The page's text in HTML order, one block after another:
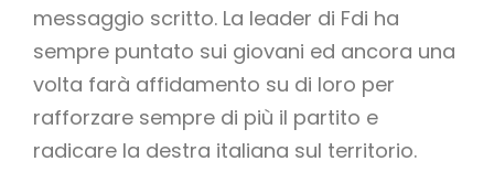
messaggio scritto. La leader di Fdi ha
sempre puntato sui giovani ed ancora una
volta farà affidamento su di loro per
rafforzare sempre di più il partito e
radicare la destra italiana sul territorio.